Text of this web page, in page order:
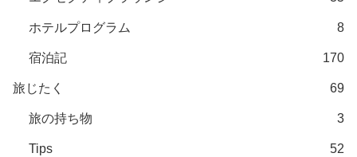
ホテルプログラム 8
宿泊記 170
旅じたく 69
旅の持ち物 3
Tips 52